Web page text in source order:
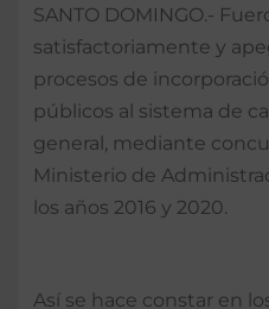
SANTO DOMINGO.-
satisfactoriamente y
procesos de
públicos al sistema de
general, mediante
Ministerio de
los años 2016 y 2020.
Así se hace constar en